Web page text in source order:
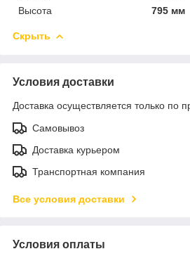
Высота
795 мм
Скрыть
Условия доставки
Доставка осуществляется только по
Самовывоз
Доставка курьером
Транспортная компания
Все условия доставки
Условия оплаты